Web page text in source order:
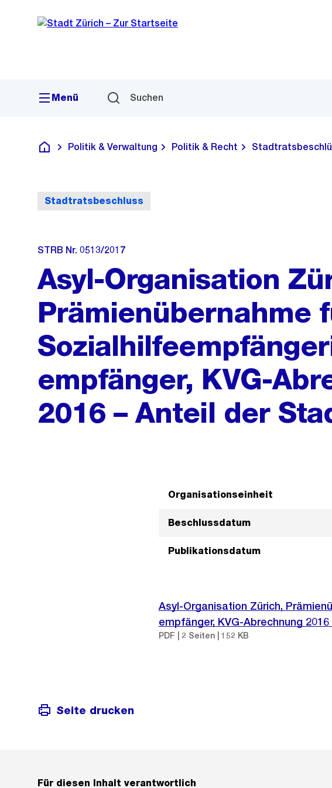
Navigation
Sprunglink
Menü Suchen
Deutsch
Politik & Verwaltung Politik & Recht
Stadtratsbeschluss
STRB Nr. 0513/2017
Asyl-Organisation
Prämienübernahme
empfänger, KVG-
2016 – Anteil der
Organisationseinheit
Beschlussdatum
Publikationsdatum
Asyl-Organisation Zürich,
empfänger, KVG-Abrechnung
PDF | 2 Seiten | 152 KB
Seite drucken
Für diesen Inhalt verantwortlich